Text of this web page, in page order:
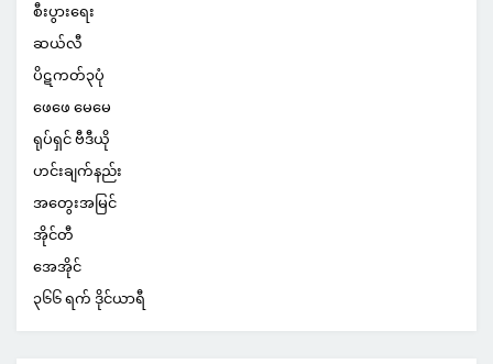
စီးပွားရေး
ဆယ်လီ
ပိဋကတ်၃ပုံ
ဖေဖေ မေမေ
ရုပ်ရှင် ဗီဒီယို
ဟင်းချက်နည်း
အတွေးအမြင်
အိုင်တီ
အေအိုင်
၃၆၆ ရက် ဒိုင်ယာရီ